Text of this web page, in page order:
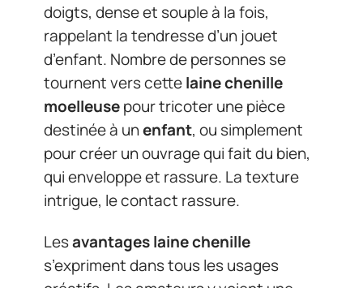
doigts, dense et souple à la fois,
rappelant la tendresse d’un jouet
d’enfant. Nombre de personnes se
tournent vers cettelaine chenille
moelleusepour tricoter une pièce
destinée à unenfant, ou simplement
pour créer un ouvrage qui fait du bien,
qui enveloppe et rassure. La texture
intrigue, le contact rassure.
Lesavantages laine chenille
s’expriment dans tous les usages